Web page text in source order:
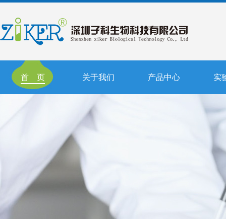
首 页 关于我们 产品中心 实